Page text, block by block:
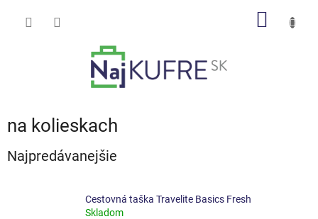
na kolieskach
Najpredávanejšie
Cestovná taška Travelite Basics Fresh
Skladom